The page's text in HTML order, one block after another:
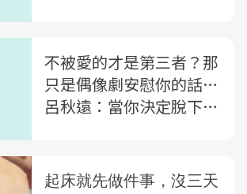
不被愛的才是第三者？那
只是偶像劇安慰你的話…
呂秋遠：當你決定脫下褲